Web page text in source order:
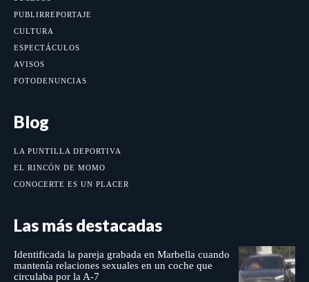
PUBLIRREPORTAJE
CULTURA
ESPECTÁCULOS
AVISOS
FOTODENUNCIAS
Blog
LA PUNTILLA DEPORTIVA
EL RINCÓN DE MOMO
CONOCERTE ES UN PLACER
Las más destacadas
Identificada la pareja grabada en Marbella cuando
mantenía relaciones sexuales en un coche que
circulaba por la A-7